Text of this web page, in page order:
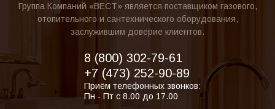
Группа Компаний «ВЕСТ» является поставщиком газового,
отопительного и сантехнического оборудования,
заслужившим доверие клиентов.
8 (800) 302-79-61
+7 (473) 252-90-89
Приём телефонных звонков:
Пн - Пт с 8.00 до 17.00